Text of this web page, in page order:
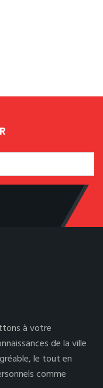
à votre
de la ville
le tout en
comme